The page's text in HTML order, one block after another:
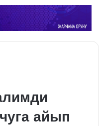
айып